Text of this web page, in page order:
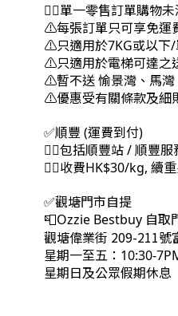
👉🏻單一零售訂單購物
⚠每張訂單只可享免運
⚠只適用於7KG或以下/
⚠只適用於電梯可達之
⚠暫不送 愉景灣、馬灣
⚠優惠受有關條款及細
✅順豐 (運費到付)
👉🏻包括順豐站 / 順豐
👉🏻收費HK$30/kg, 續
✅觀塘門市自提
📮Ozzie Bestbuy 自取
觀塘偉業街 209-211號
星期一至五：10:30-
星期日及公眾假期休息